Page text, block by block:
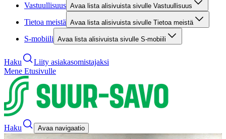
Vastuullisuus Avaa lista alisivuista sivulle Vastuullisuus
Tietoa meistä Avaa lista alisivuista sivulle Tietoa meistä
S-mobiili Avaa lista alisivuista sivulle S-mobiili
Haku
Liity asiakasomistajaksi
Mene Etusivulle
Haku Avaa navigaatio